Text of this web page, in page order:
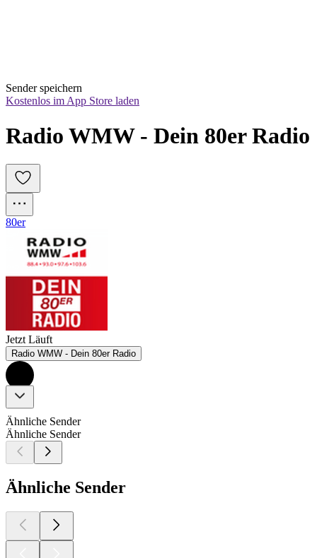
Sender speichern
Kostenlos im App Store laden
Radio WMW - Dein 80er Radio
80er
Jetzt Läuft
Radio WMW - Dein 80er Radio
Ähnliche Sender
Ähnliche Sender
Ähnliche Sender